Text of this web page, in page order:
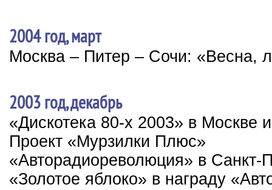
2004 год, март
Москва – Питер – Сочи: «Весна,
2003 год, декабрь
«Дискотека 80-х 2003» в Москве
Проект «Мурзилки Плюс»
«Авторадиореволюция» в Санкт-
«Золотое яблоко» в награду